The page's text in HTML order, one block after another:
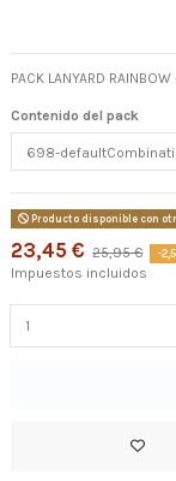
PACK LANYARD
Contenido del pack
Producto disponible con
23,45 € 25,95 € -
Impuestos incluidos